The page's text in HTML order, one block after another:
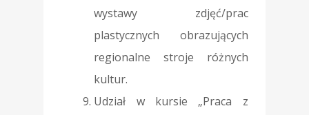
wystawy zdjęć/prac
plastycznych obrazujących
regionalne stroje różnych
kultur.
Udział w kursie „Praca z